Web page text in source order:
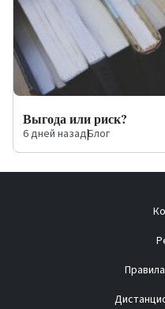
Выгода или риск?
6 дней назад|Блог